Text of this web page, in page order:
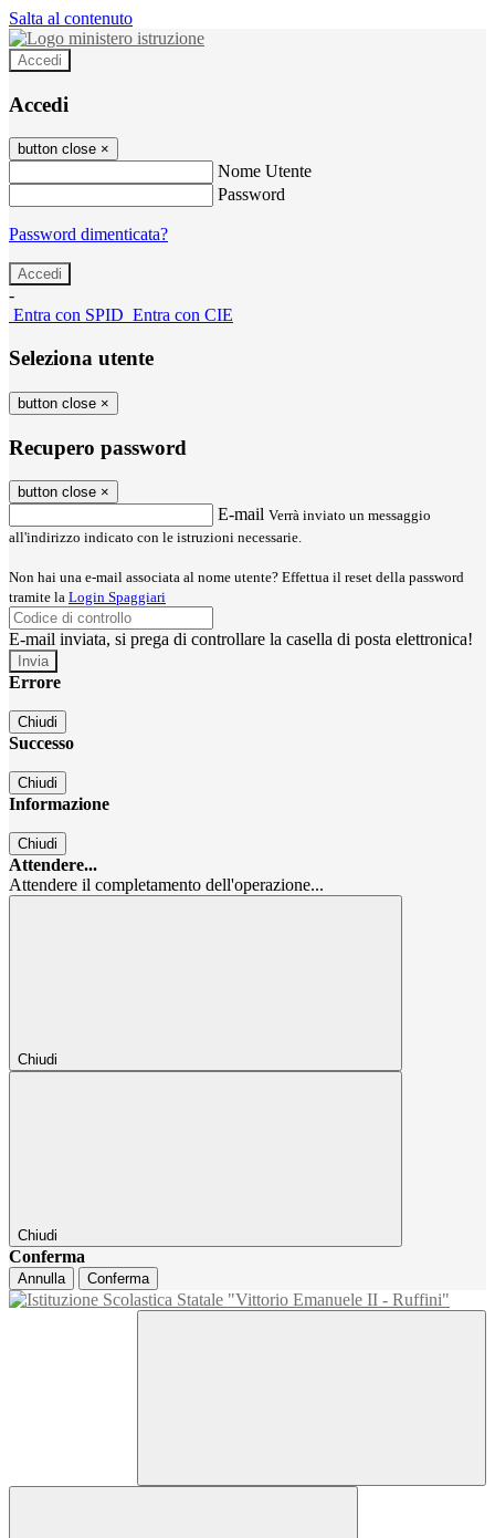
Salta al contenuto
Accedi
Accedi
button close ×
Nome Utente
Password
Password dimenticata?
-
Entra con SPID Entra con CIE
Seleziona utente
button close ×
Recupero password
button close ×
E-mail Verrà inviato un messaggio
all'indirizzo indicato con le istruzioni necessarie.
Non hai una e-mail associata al nome utente? Effettua il reset della password
tramite la Login Spaggiari
E-mail inviata, si prega di controllare la casella di posta elettronica!
Errore
Chiudi
Successo
Chiudi
Informazione
Chiudi
Attendere...
Attendere il completamento dell'operazione...
Chiudi
Chiudi
Conferma
Annulla Conferma